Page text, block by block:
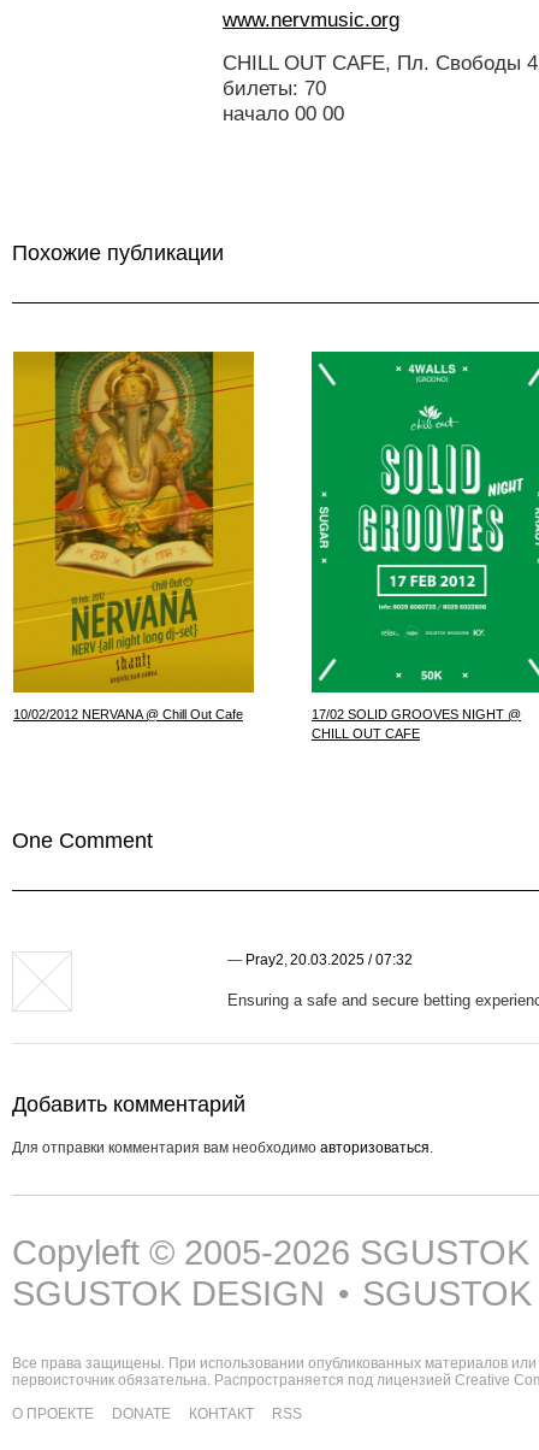
www.nervmusic.org
CHILL OUT CAFE, Пл. Свободы
билеты: 70
начало 00 00
Похожие публикации
10/02/2012 NERVANA @ Chill Out Cafe
17/02 SOLID GROOVES NIGHT @
CHILL OUT CAFE
One Comment
— Pray2,20.03.2025 / 07:32
Ensuring a safe and secure betting
Добавить комментарий
Для отправки комментария вам необходимо авторизоваться.
Copyleft © 2005-2026
SGUSTOK DESIGN •
Все права защищены. При использовании опубликованных материалов
первоисточник обязательна. Распространяется под лицензией Creative
О ПРОЕКТЕ
DONATE КОНТАКТ RSS